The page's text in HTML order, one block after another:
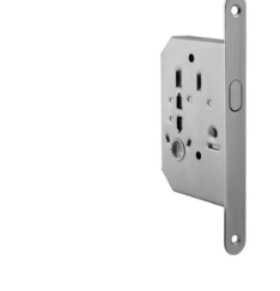
KLIKY S LOŽISKEM